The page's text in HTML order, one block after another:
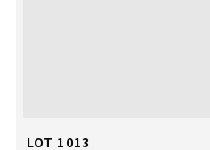
LOT 1013